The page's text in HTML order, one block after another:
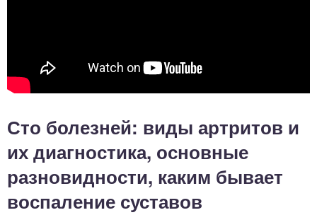
Сто болезней: виды артритов и
их диагностика, основные
разновидности, каким бывает
воспаление суставов